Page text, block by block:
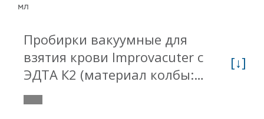
мл
Пробирки вакуумные для
взятия крови Improvacuter с
ЭДТА К2 (материал колбы:
пластик ) (вид 293500): размер:
13*100 мм; объем вакуума: 6
[↓]